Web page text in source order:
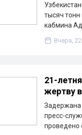
тысяч тонн
кабмина
Вчера,
21-
жертву
Задержана
пресс-
проведено